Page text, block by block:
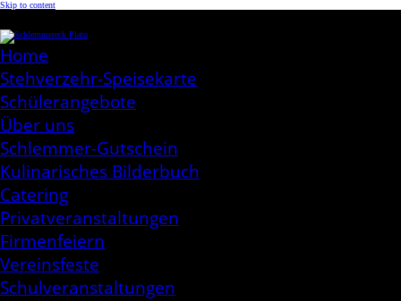
Skip to content
Home
Stehverzehr-Speisekarte
Schülerangebote
Über uns
Schlemmer-Gutschein
Kulinarisches Bilderbuch
Catering
Privatveranstaltungen
Firmenfeiern
Vereinsfeste
Schulveranstaltungen